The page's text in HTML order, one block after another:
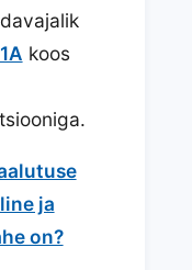
koos
ja
on?